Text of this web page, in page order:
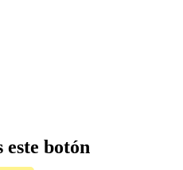
botón